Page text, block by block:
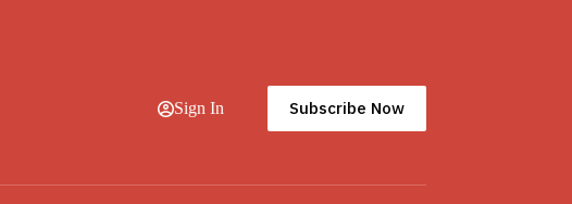
Sign In Subscribe Now